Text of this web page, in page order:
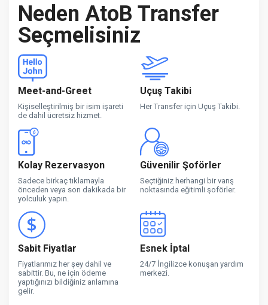
Neden AtoB Transfer
Seçmelisiniz
Meet-and-Greet
Kişiselleştirilmiş bir isim işareti
de dahil ücretsiz hizmet.
Uçuş Takibi
Her Transfer için Uçuş Takibi.
Kolay Rezervasyon
Sadece birkaç tıklamayla
önceden veya son dakikada bir
yolculuk yapın.
Güvenilir Şoförler
Seçtiğiniz herhangi bir varış
noktasında eğitimli şoförler.
Sabit Fiyatlar
Fiyatlarımız her şey dahil ve
sabittir. Bu, ne için ödeme
yaptığınızı bildiğiniz anlamına
gelir.
Esnek İptal
24/7 İngilizce konuşan yardım
merkezi.